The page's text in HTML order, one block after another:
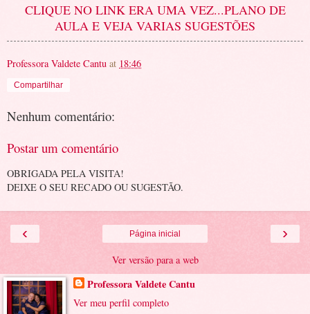
CLIQUE NO LINK ERA UMA VEZ...PLANO DE
AULA E VEJA VARIAS SUGESTÕES
Professora Valdete Cantu at 18:46
Compartilhar
Nenhum comentário:
Postar um comentário
OBRIGADA PELA VISITA!
DEIXE O SEU RECADO OU SUGESTÃO.
‹ ›
Página inicial
Ver versão para a web
Professora Valdete Cantu
Ver meu perfil completo